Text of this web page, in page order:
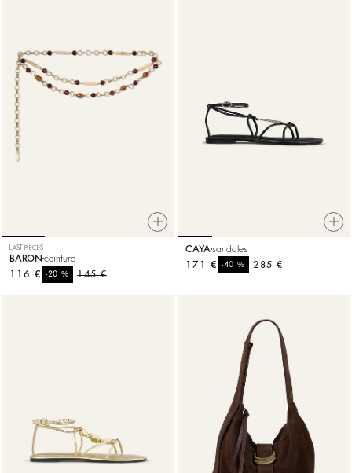
LAST PIECES
BARON ceinture
145 €
-20%
116 €
CAYA sandales
285 €
-40%
171 €